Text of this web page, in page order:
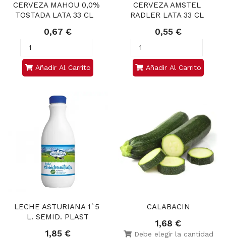
CERVEZA MAHOU 0,0%
TOSTADA LATA 33 CL
0,67 €
Añadir Al Carrito
CERVEZA AMSTEL
RADLER LATA 33 CL
0,55 €
Añadir Al Carrito
LECHE ASTURIANA 1`5
L. SEMID. PLAST
1,85 €
CALABACIN
1,68 €
Debe elegir la cantidad